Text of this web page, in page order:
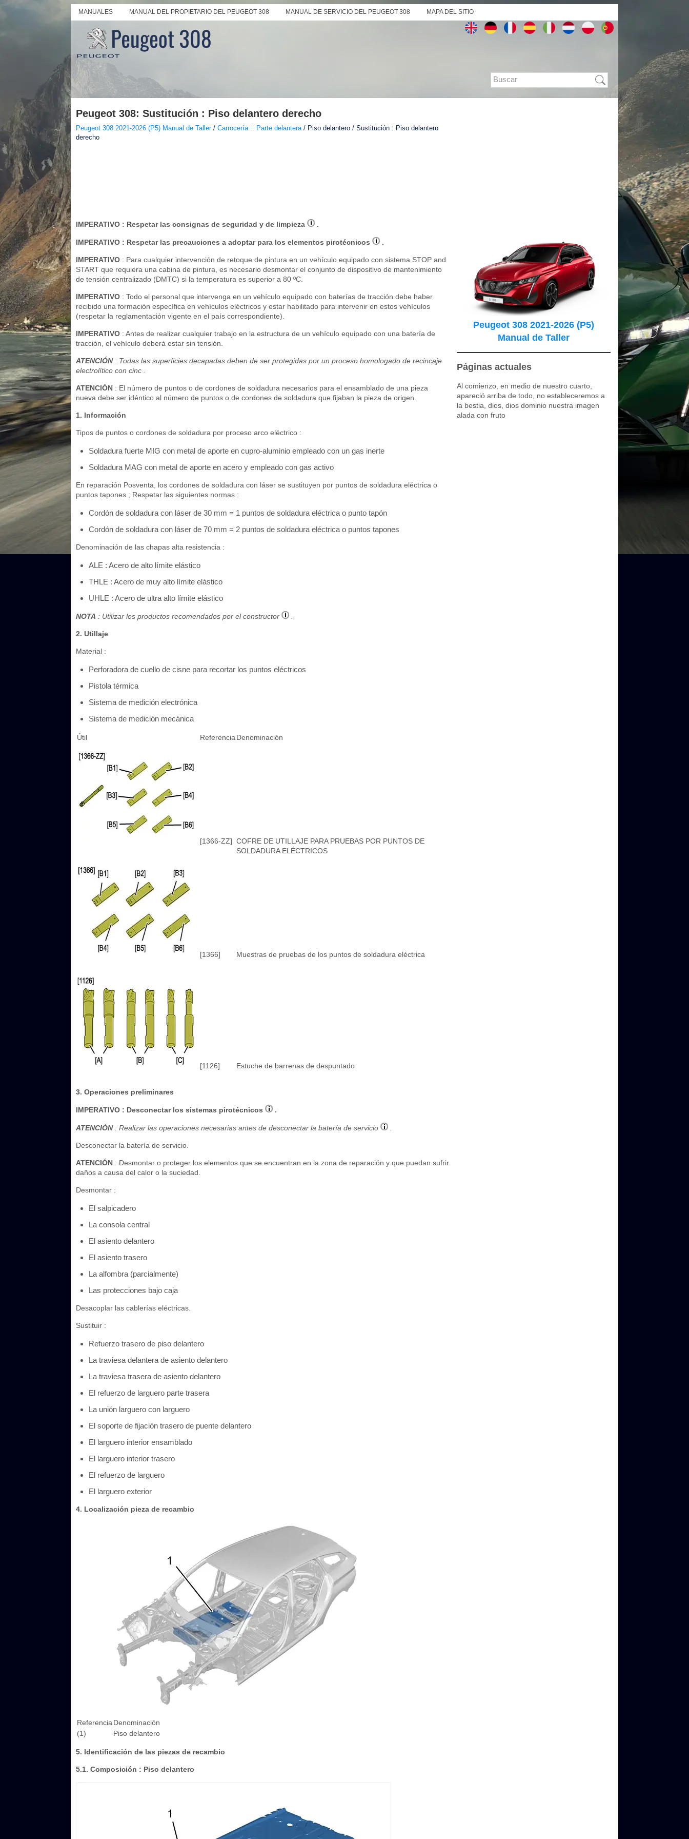
MANUALES MANUAL DEL PROPIETARIO DEL PEUGEOT 308 MANUAL DE SERVICIO DEL PEUGEOT 308 MAPA DEL SITIO
Peugeot 308: Sustitución : Piso delantero derecho
Peugeot 308 2021-2026 (P5) Manual de Taller/ Carrocería :: Parte delantera/ Piso delantero / Sustitución : Piso delantero
derecho
IMPERATIVO : Respetar las consignas de seguridad y de limpieza .
IMPERATIVO : Respetar las precauciones a adoptar para los elementos pirotécnicos .
IMPERATIVO : Para cualquier intervención de retoque de pintura en un vehículo equipado con sistema STOP and
START que requiera una cabina de pintura, es necesario desmontar el conjunto de dispositivo de mantenimiento
de tensión centralizado (DMTC) si la temperatura es superior a 80 ºC.
IMPERATIVO : Todo el personal que intervenga en un vehículo equipado con baterías de tracción debe haber
recibido una formación específica en vehículos eléctricos y estar habilitado para intervenir en estos vehículos
(respetar la reglamentación vigente en el país correspondiente).
IMPERATIVO : Antes de realizar cualquier trabajo en la estructura de un vehículo equipado con una batería de
tracción, el vehículo deberá estar sin tensión.
ATENCIÓN: Todas las superficies decapadas deben de ser protegidas por un proceso homologado de recincaje
electrolítico con cinc .
ATENCIÓN : El número de puntos o de cordones de soldadura necesarios para el ensamblado de una pieza
nueva debe ser idéntico al número de puntos o de cordones de soldadura que fijaban la pieza de origen.
1. Información
Tipos de puntos o cordones de soldadura por proceso arco eléctrico :
Soldadura fuerte MIG con metal de aporte en cupro-aluminio empleado con un gas inerte
Soldadura MAG con metal de aporte en acero y empleado con gas activo
En reparación Posventa, los cordones de soldadura con láser se sustituyen por puntos de soldadura eléctrica o
puntos tapones ; Respetar las siguientes normas :
Cordón de soldadura con láser de 30 mm = 1 puntos de soldadura eléctrica o punto tapón
Cordón de soldadura con láser de 70 mm = 2 puntos de soldadura eléctrica o puntos tapones
Denominación de las chapas alta resistencia :
ALE : Acero de alto límite elástico
THLE : Acero de muy alto límite elástico
UHLE : Acero de ultra alto límite elástico
NOTA : Utilizar los productos recomendados por el constructor
2. Utillaje
Material :
Perforadora de cuello de cisne para recortar los puntos eléctricos
Pistola térmica
Sistema de medición electrónica
Sistema de medición mecánica
Útil Referencia Denominación
[1366-ZZ] COFRE DE UTILLAJE PARA PRUEBAS POR PUNTOS DE
SOLDADURA ELÉCTRICOS
[1366] Muestras de pruebas de los puntos de soldadura eléctrica
[1126] Estuche de barrenas de despuntado
3. Operaciones preliminares
IMPERATIVO : Desconectar los sistemas pirotécnicos .
ATENCIÓN: Realizar las operaciones necesarias antes de desconectar la batería de servicio
Desconectar la batería de servicio.
ATENCIÓN : Desmontar o proteger los elementos que se encuentran en la zona de reparación y que puedan sufrir
daños a causa del calor o la suciedad.
Desmontar :
El salpicadero
La consola central
El asiento delantero
El asiento trasero
La alfombra (parcialmente)
Las protecciones bajo caja
Desacoplar las cablerías eléctricas.
Sustituir :
Refuerzo trasero de piso delantero
La traviesa delantera de asiento delantero
La traviesa trasera de asiento delantero
El refuerzo de larguero parte trasera
La unión larguero con larguero
El soporte de fijación trasero de puente delantero
El larguero interior ensamblado
El larguero interior trasero
El refuerzo de larguero
El larguero exterior
4. Localización pieza de recambio
Referencia Denominación
(1)
Piso delantero
5. Identificación de las piezas de recambio
5.1. Composición : Piso delantero
Peugeot 308 2021-2026 (P5)
Manual de Taller
Páginas actuales
Al comienzo, en medio de nuestro cuarto,
apareció arriba de todo, no estableceremos a
la bestia, dios, dios dominio nuestra imagen
alada con fruto